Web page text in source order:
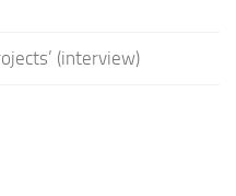
(interview)